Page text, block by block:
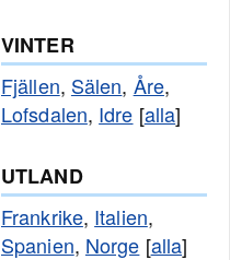
VINTER
Fjällen, Sälen, Åre,
Lofsdalen, Idre [alla]
UTLAND
Frankrike, Italien,
Spanien, Norge [alla]